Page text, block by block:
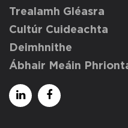
Trealamh Gléasra
Cultúr Cuideachta
Deimhnithe
Ábhair Meáin